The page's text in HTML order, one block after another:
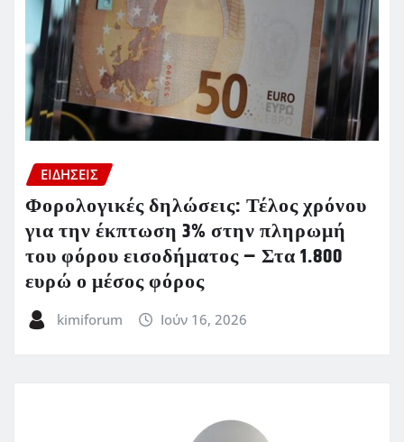
ΕΙΔΗΣΕΙΣ
Φορολογικές δηλώσεις: Τέλος χρόνου
για την έκπτωση 3% στην πληρωμή
του φόρου εισοδήματος – Στα 1.800
ευρώ ο μέσος φόρος
kimiforum Ιούν 16, 2026